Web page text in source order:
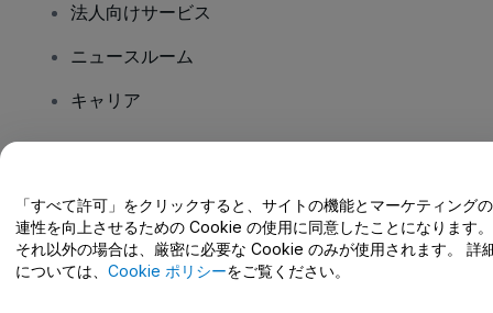
法人向けサービス
ニュースルーム
キャリア
ヘルプセンター / こちらまでご連絡下さい
「すべて許可」をクリックすると、サイトの機能とマーケティング
連性を向上させるための Cookie の使用に同意したことになります。
それ以外の場合は、厳密に必要な Cookie のみが使用されます。 詳
については、 Cookie ポリシーをご覧ください。